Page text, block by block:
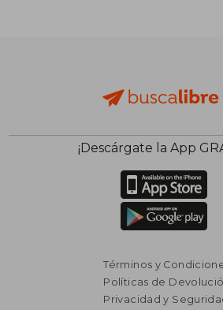
¡Descárgate la App
Términos y
Políticas de
Privacidad y